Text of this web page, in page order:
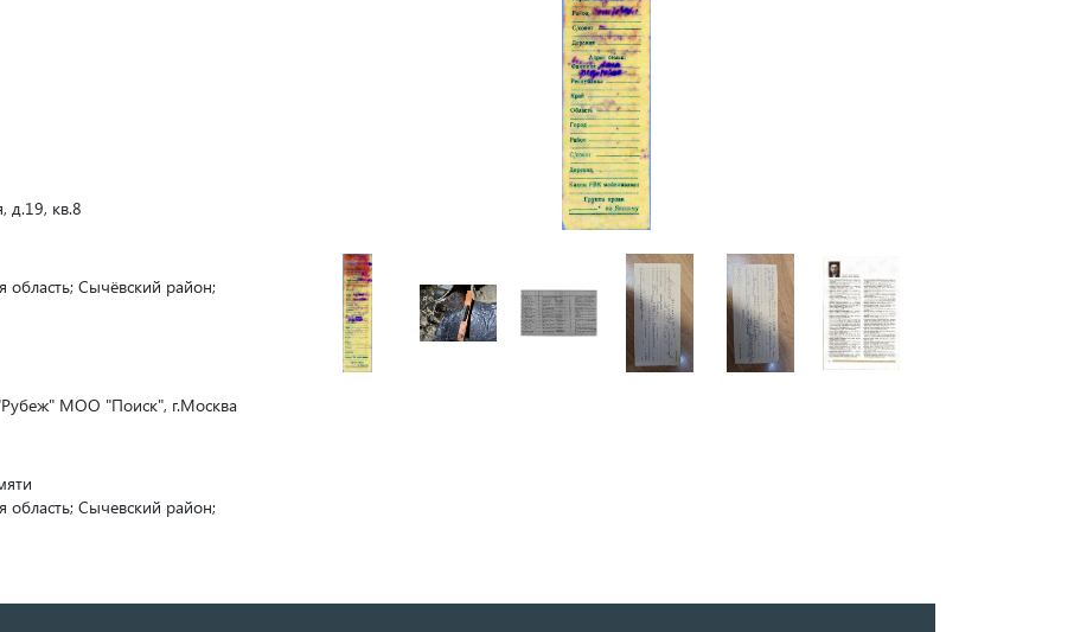
д.19, кв.8
область; Сычёвский район;
МОО "Поиск", г.Москва
область; Сычевский район;